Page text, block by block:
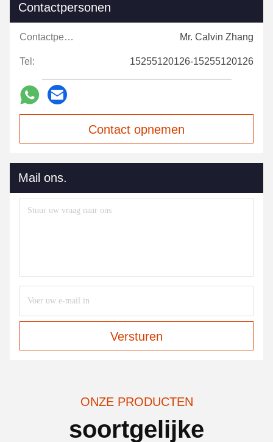
Contactpersonen
Contactpersonen: Mr. Calvin Zhang
Tel: 15255120126-15255120126
Contact opnemen
Mail ons.
Versturen
ONZE PRODUCTEN
soortgelijke